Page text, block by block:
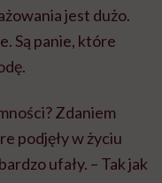
jest dużo.
Są panie, które
Zdaniem
podjęły w życiu
ufały. – Tak jak